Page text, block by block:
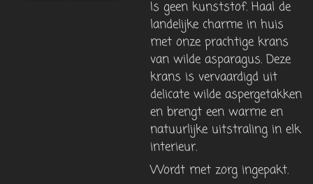
Is geen kunststof. Haal de
landelijke charme in huis
met onze prachtige krans
van wilde asparagus. Deze
krans is vervaardigd uit
delicate wilde aspergetakken
en brengt een warme en
natuurlijke uitstraling in elk
interieur.
Wordt met zorg ingepakt.